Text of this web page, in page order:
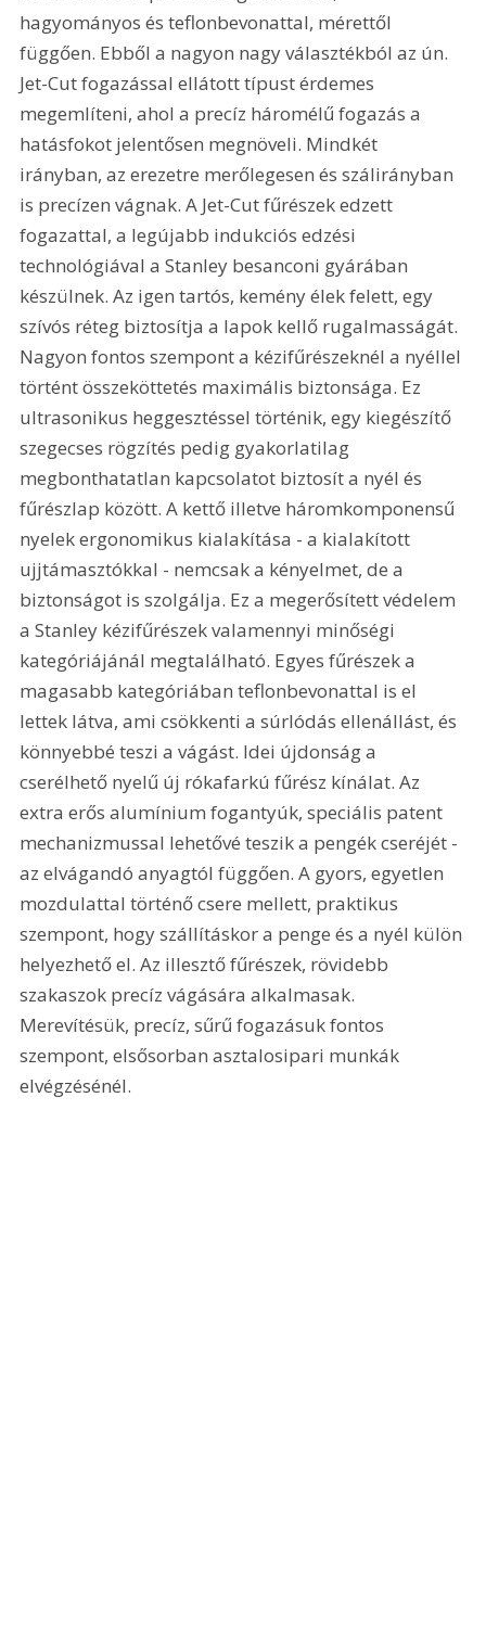
hagyományos és teflonbevonattal, mérettől
függően. Ebből a nagyon nagy választékból az ún.
Jet-Cut fogazással ellátott típust érdemes
megemlíteni, ahol a precíz háromélű fogazás a
hatásfokot jelentősen megnöveli. Mindkét
irányban, az erezetre merőlegesen és szálirányban
is precízen vágnak. A Jet-Cut fűrészek edzett
fogazattal, a legújabb indukciós edzési
technológiával a Stanley besanconi gyárában
készülnek. Az igen tartós, kemény élek felett, egy
szívós réteg biztosítja a lapok kellő rugalmasságát.
Nagyon fontos szempont a kézifűrészeknél a nyéllel
történt összeköttetés maximális biztonsága. Ez
ultrasonikus heggesztéssel történik, egy kiegészítő
szegecses rögzítés pedig gyakorlatilag
megbonthatatlan kapcsolatot biztosít a nyél és
fűrészlap között. A kettő illetve háromkomponensű
nyelek ergonomikus kialakítása - a kialakított
ujjtámasztókkal - nemcsak a kényelmet, de a
biztonságot is szolgálja. Ez a megerősített védelem
a Stanley kézifűrészek valamennyi minőségi
kategóriájánál megtalálható. Egyes fűrészek a
magasabb kategóriában teflonbevonattal is el
lettek látva, ami csökkenti a súrlódás ellenállást, és
könnyebbé teszi a vágást. Idei újdonság a
cserélhető nyelű új rókafarkú fűrész kínálat. Az
extra erős alumínium fogantyúk, speciális patent
mechanizmussal lehetővé teszik a pengék cseréjét -
az elvágandó anyagtól függően. A gyors, egyetlen
mozdulattal történő csere mellett, praktikus
szempont, hogy szállításkor a penge és a nyél külön
helyezhető el. Az illesztő fűrészek, rövidebb
szakaszok precíz vágására alkalmasak.
Merevítésük, precíz, sűrű fogazásuk fontos
szempont, elsősorban asztalosipari munkák
elvégzésénél.